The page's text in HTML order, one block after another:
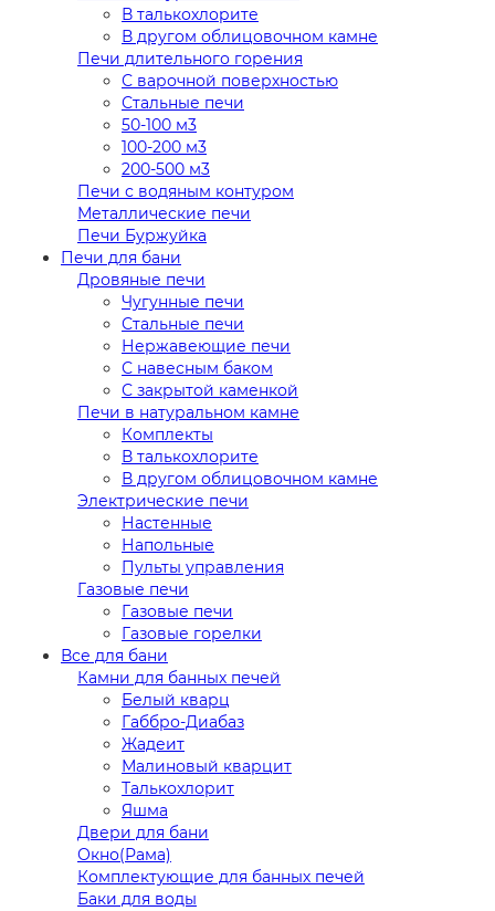
В талькохлорите
В другом облицовочном камне
Печи длительного горения
С варочной поверхностью
Стальные печи
50-100 м3
100-200 м3
200-500 м3
Печи с водяным контуром
Металлические печи
Печи Буржуйка
Печи для бани
Дровяные печи
Чугунные печи
Стальные печи
Нержавеющие печи
С навесным баком
С закрытой каменкой
Печи в натуральном камне
Комплекты
В талькохлорите
В другом облицовочном камне
Электрические печи
Настенные
Напольные
Пульты управления
Газовые печи
Газовые печи
Газовые горелки
Все для бани
Камни для банных печей
Белый кварц
Габбро-Диабаз
Жадеит
Малиновый кварцит
Талькохлорит
Яшма
Двери для бани
Окно(Рама)
Комплектующие для банных печей
Баки для воды